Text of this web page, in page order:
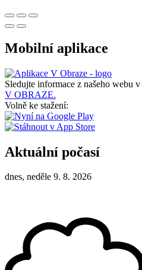
Mobilní aplikace
Sledujte informace z našeho webu v
V OBRAZE.
Volně ke stažení:
Aktuální počasí
dnes, neděle 9. 8. 2026